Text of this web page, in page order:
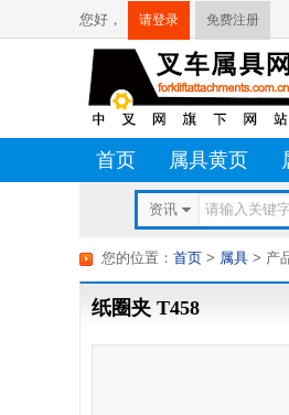
您好， 请登录 免费注册
首页 属具黄页
资讯
您的位置： 首页 > 属具 > 产
纸圈夹 T458